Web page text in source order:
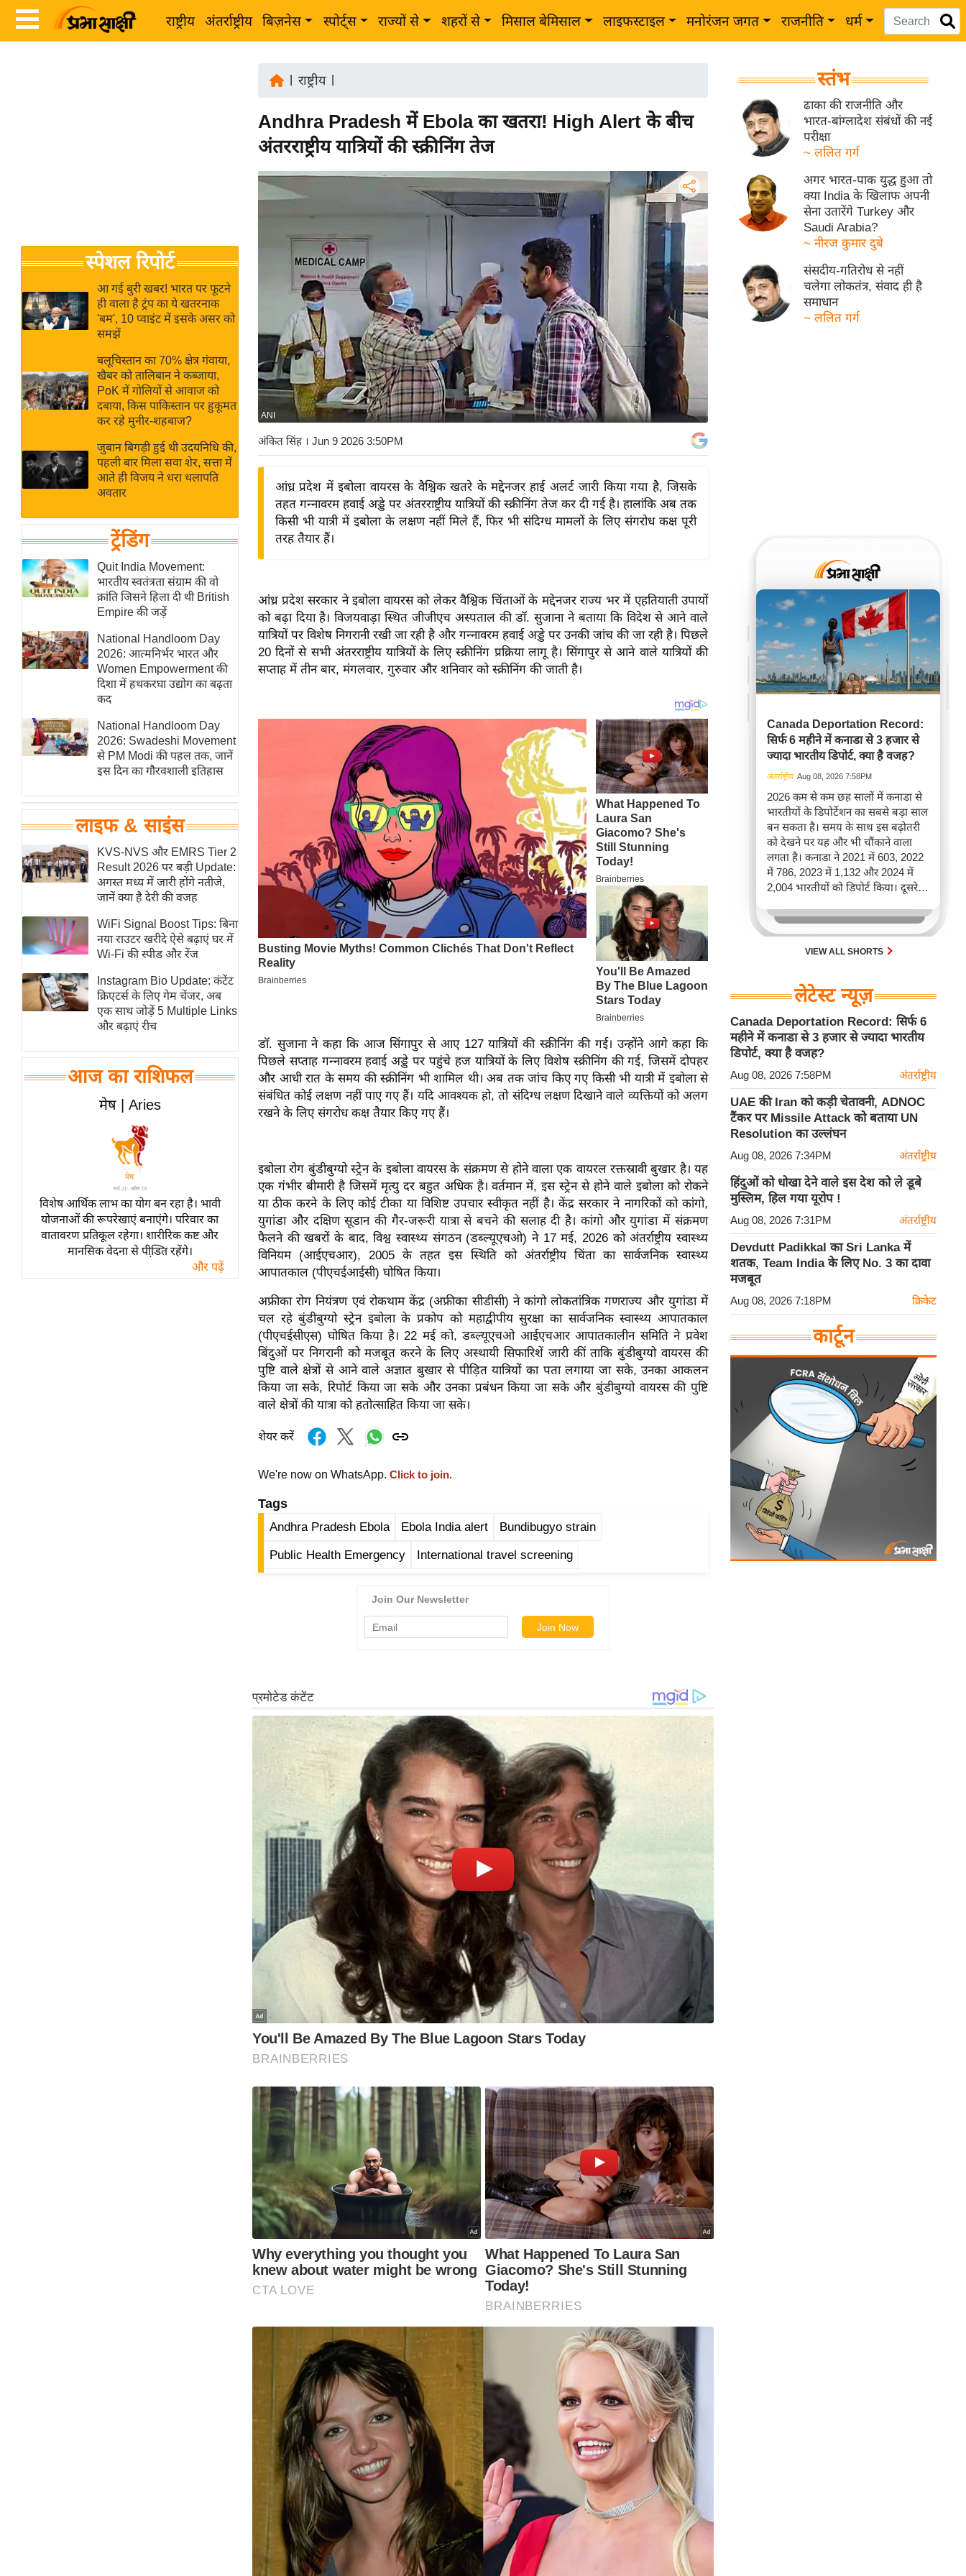
राष्ट्रीय अंतर्राष्ट्रीय बिज़नेस स्पोर्ट्स राज्यों से शहरों से मिसाल बेमिसाल लाइफस्टाइल मनोरंजन जगत राजनीति धर्म
Breaking
News in
Hindi
Hindi
Hindi
Videos
जगत
राय
बजट
क्रिकेट
IPL
2026
ई-पेपर
मिसाल बेमिसाल
शख्सियत
यंग इंडिया
साहित्य जगत
ऑटो वर्ल्ड
न्यूज ब्रीफ
मनोरंजन जगत
बॉलीवुड
हॉलीवुड
फिल्म समीक्षा
Breaking
News
लाइफस्टाइल
टेक्नॉलॉजी
घरेलू नुस्खे
पर्यटन स्थल
फिटनेस मंत्रा
रिलेशनशिप
राजनीति
विश्लेषण
समसामयिक
मातृभूमि
स्तंभ
एम.
चाय पर
समीक्षा
व्रत
त्योहार
राशिफल
विशेष
स्पेशल रिपोर्ट
आ गई बुरी खबर! भारत पर फूटने
ही वाला है ट्रंप का ये खतरनाक
'बम', 10 प्वाइंट में इसके असर को
समझें
बलूचिस्तान का 70% क्षेत्र गंवाया,
खैबर को तालिबान ने कब्जाया,
PoK में गोलियों से आवाज को
दबाया, किस पाकिस्तान पर हुकूमत
कर रहे मुनीर-शहबाज?
जुबान बिगड़ी हुई थी उदयनिधि की,
पहली बार मिला सवा शेर, सत्ता में
आते ही विजय ने धरा थलापति
अवतार
ट्रेंडिंग
Quit India Movement:
भारतीय स्वतंत्रता संग्राम की वो
क्रांति जिसने हिला दी थी British
Empire की जड़ें
National Handloom Day
2026: आत्मनिर्भर भारत और
Women Empowerment की
दिशा में हथकरघा उद्योग का बढ़ता
कद
National Handloom Day
2026: Swadeshi Movement
से PM Modi की पहल तक, जानें
इस दिन का गौरवशाली इतिहास
लाइफ & साइंस
KVS-NVS और EMRS Tier 2
Result 2026 पर बड़ी Update:
अगस्त मध्य में जारी होंगे नतीजे,
जानें क्या है देरी की वजह
WiFi Signal Boost Tips: बिना
नया राउटर खरीदे ऐसे बढ़ाएं घर में
Wi-Fi की स्पीड और रेंज
Instagram Bio Update: कंटेंट
क्रिएटर्स के लिए गेम चेंजर, अब
एक साथ जोड़ें 5 Multiple Links
और बढ़ाएं रीच
आज का राशिफल
मेष | Aries
विशेष आर्थिक लाभ का योग बन रहा है। भावी
योजनाओं की रूपरेखाएं बनाएंगे। परिवार का
वातावरण प्रतिकूल रहेगा। शारीरिक कष्ट और
मानसिक वेदना से पीडि़त रहेंगे।
और पढ़ें
राष्ट्रीय|
Andhra Pradesh में Ebola का खतरा! High Alert के बीच
अंतरराष्ट्रीय यात्रियों की स्क्रीनिंग तेज
ANI
अंकित सिंह। Jun 9 2026 3:50PM
आंध्र प्रदेश में इबोला वायरस के वैश्विक खतरे के मद्देनजर हाई अलर्ट जारी किया गया है, जिसके
तहत गन्नावरम हवाई अड्डे पर अंतरराष्ट्रीय यात्रियों की स्क्रीनिंग तेज कर दी गई है। हालांकि अब तक
किसी भी यात्री में इबोला के लक्षण नहीं मिले हैं, फिर भी संदिग्ध मामलों के लिए संगरोध कक्ष पूरी
तरह तैयार हैं।
आंध्र प्रदेश सरकार ने इबोला वायरस को लेकर वैश्विक चिंताओं के मद्देनजर राज्य भर में एहतियाती उपायों
को बढ़ा दिया है। विजयवाड़ा स्थित जीजीएच अस्पताल की डॉ. सुजाना ने बताया कि विदेश से आने वाले
यात्रियों पर विशेष निगरानी रखी जा रही है और गन्नावरम हवाई अड्डे पर उनकी जांच की जा रही है। पिछले
20 दिनों से सभी अंतरराष्ट्रीय यात्रियों के लिए स्क्रीनिंग प्रक्रिया लागू है। सिंगापुर से आने वाले यात्रियों की
सप्ताह में तीन बार, मंगलवार, गुरुवार और शनिवार को स्क्रीनिंग की जाती है।
डॉ. सुजाना ने कहा कि आज सिंगापुर से आए 127 यात्रियों की स्क्रीनिंग की गई। उन्होंने आगे कहा कि
पिछले सप्ताह गन्नावरम हवाई अड्डे पर पहुंचे हज यात्रियों के लिए विशेष स्क्रीनिंग की गई, जिसमें दोपहर
और आधी रात के समय की स्क्रीनिंग भी शामिल थी। अब तक जांच किए गए किसी भी यात्री में इबोला से
संबंधित कोई लक्षण नहीं पाए गए हैं। यदि आवश्यक हो, तो संदिग्ध लक्षण दिखाने वाले व्यक्तियों को अलग
रखने के लिए संगरोध कक्ष तैयार किए गए हैं।
इबोला रोग बुंडीबुग्यो स्ट्रेन के इबोला वायरस के संक्रमण से होने वाला एक वायरल रक्तस्रावी बुखार है। यह
एक गंभीर बीमारी है जिसमें मृत्यु दर बहुत अधिक है। वर्तमान में, इस स्ट्रेन से होने वाले इबोला को रोकने
या ठीक करने के लिए कोई टीका या विशिष्ट उपचार स्वीकृत नहीं है। केंद्र सरकार ने नागरिकों को कांगो,
युगांडा और दक्षिण सूडान की गैर-जरूरी यात्रा से बचने की सलाह दी है। कांगो और युगांडा में संक्रमण
फैलने की खबरों के बाद, विश्व स्वास्थ्य संगठन (डब्ल्यूएचओ) ने 17 मई, 2026 को अंतर्राष्ट्रीय स्वास्थ्य
विनियम (आईएचआर), 2005 के तहत इस स्थिति को अंतर्राष्ट्रीय चिंता का सार्वजनिक स्वास्थ्य
आपातकाल (पीएचईआईसी) घोषित किया।
अफ्रीका रोग नियंत्रण एवं रोकथाम केंद्र (अफ्रीका सीडीसी) ने कांगो लोकतांत्रिक गणराज्य और युगांडा में
चल रहे बुंडीबुग्यो स्ट्रेन इबोला के प्रकोप को महाद्वीपीय सुरक्षा का सार्वजनिक स्वास्थ्य आपातकाल
(पीएचईसीएस) घोषित किया है। 22 मई को, डब्ल्यूएचओ आईएचआर आपातकालीन समिति ने प्रवेश
बिंदुओं पर निगरानी को मजबूत करने के लिए अस्थायी सिफारिशें जारी कीं ताकि बुंडीबुग्यो वायरस की
पुष्टि वाले क्षेत्रों से आने वाले अज्ञात बुखार से पीड़ित यात्रियों का पता लगाया जा सके, उनका आकलन
किया जा सके, रिपोर्ट किया जा सके और उनका प्रबंधन किया जा सके और बुंडीबुग्यो वायरस की पुष्टि
वाले क्षेत्रों की यात्रा को हतोत्साहित किया जा सके।
शेयर करें
We're now on WhatsApp. Click to join.
Tags
Andhra Pradesh Ebola Ebola India alert Bundibugyo strain
Public Health Emergency International travel screening
स्तंभ
ढाका की राजनीति और
भारत-बांग्लादेश संबंधों की नई
परीक्षा
~ ललित गर्ग
अगर भारत-पाक युद्ध हुआ तो
क्या India के खिलाफ अपनी
सेना उतारेंगे Turkey और
Saudi Arabia?
~ नीरज कुमार दुबे
संसदीय-गतिरोध से नहीं
चलेगा लोकतंत्र, संवाद ही है
समाधान
~ ललित गर्ग
Canada Deportation Record:
सिर्फ 6 महीने में कनाडा से 3 हजार से
ज्यादा भारतीय डिपोर्ट, क्या है वजह?
अंतर्राष्ट्रीय Aug 08, 2026 7:58PM
2026 कम से कम छह सालों में कनाडा से
भारतीयों के डिपोर्टेशन का सबसे बड़ा साल
बन सकता है। समय के साथ इस बढ़ोतरी
को देखने पर यह और भी चौंकाने वाला
लगता है। कनाडा ने 2021 में 603, 2022
में 786, 2023 में 1,132 और 2024 में
2,004 भारतीयों को डिपोर्ट किया। दूसरे
पूरे साल की तुलना में 2026 की पहली
छमाही में ज़्यादा भारतीयों को वापस भेजा
VIEW ALL SHORTS
लेटेस्ट न्यूज़
Canada Deportation Record: सिर्फ 6
महीने में कनाडा से 3 हजार से ज्यादा भारतीय
डिपोर्ट, क्या है वजह?
Aug 08, 2026 7:58PM अंतर्राष्ट्रीय
UAE की Iran को कड़ी चेतावनी, ADNOC
टैंकर पर Missile Attack को बताया UN
Resolution का उल्लंघन
Aug 08, 2026 7:34PM अंतर्राष्ट्रीय
हिंदुओं को धोखा देने वाले इस देश को ले डूबे
मुस्लिम, हिल गया यूरोप !
Aug 08, 2026 7:31PM अंतर्राष्ट्रीय
Devdutt Padikkal का Sri Lanka में
शतक, Team India के लिए No. 3 का दावा
मजबूत
Aug 08, 2026 7:18PM क्रिकेट
कार्टून